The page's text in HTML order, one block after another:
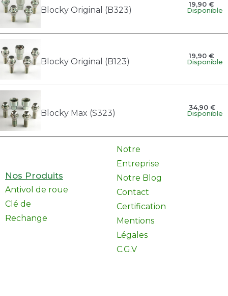
Blocky Original (B323)
19,90 €
Disponible
Blocky Original (B123)
19,90 €
Disponible
Blocky Max (S323)
34,90 €
Disponible
Nos Produits
Antivol de roue
Clé de
Rechange
Notre
Entreprise
Notre Blog
Contact
Certification
Mentions
Légales
C.G.V